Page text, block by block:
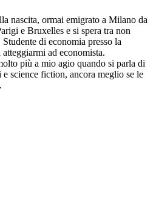
nascita, ormai emigrato a Milano da
e Bruxelles e si spera tra non
di economia presso la
ad economista.
più a mio agio quando si parla di
science fiction, ancora meglio se le